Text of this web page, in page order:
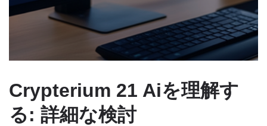
Crypterium 21 Aiを理解す
る: 詳細な検討